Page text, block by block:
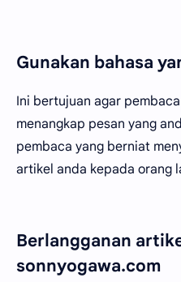
Gunakan bahasa
Ini bertujuan agar
menangkap pesan yang
pembaca yang berniat
artikel anda kepada orang
Berlangganan
sonnyogawa.com